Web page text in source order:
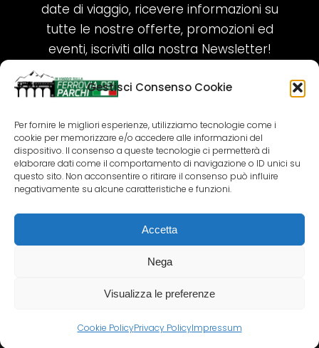
Gestisci Consenso Cookie
Per fornire le migliori esperienze, utilizziamo tecnologie come i
cookie per memorizzare e/o accedere alle informazioni del
dispositivo. Il consenso a queste tecnologie ci permetterà di
elaborare dati come il comportamento di navigazione o ID unici su
questo sito. Non acconsentire o ritirare il consenso può influire
negativamente su alcune caratteristiche e funzioni.
Accetta
Nega
Visualizza le preferenze
Cookie PolicyPrivacy PolicyImpressum
date di viaggio, ricevere informazioni su
tutte le nostre offerte, promozioni ed
eventi, iscriviti alla nostra Newsletter!
ISCRIVITI ORA!
SEGUICI SUI NOSTRI SOCIAL
COPYRIGHT 2018-2025 PALLENIUM TOURISM
SRL
AGENZIA VIAGGI E TOUR OPERATOR – P.IVA: